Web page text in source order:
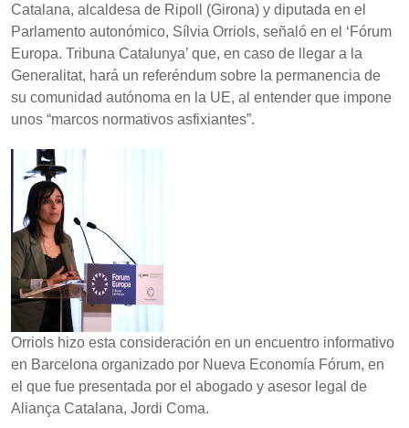
Catalana, alcaldesa de Ripoll (Girona) y diputada en el
Parlamento autonómico, Sílvia Orriols, señaló en el ‘Fórum
Europa. Tribuna Catalunya’ que, en caso de llegar a la
Generalitat, hará un referéndum sobre la permanencia de
su comunidad autónoma en la UE, al entender que impone
unos “marcos normativos asfixiantes”.
Orriols hizo esta consideración en un encuentro informativo
en Barcelona organizado por Nueva Economía Fórum, en
el que fue presentada por el abogado y asesor legal de
Aliança Catalana, Jordi Coma.